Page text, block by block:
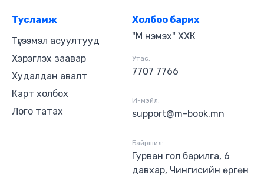
Тусламж
Түгээмэл асуултууд
Хэрэглэх заавар
Худалдан авалт
Карт холбох
Лого татах
Холбоо барих
"М нэмэх" ХХК
Утас:
7707 7766
И-мэйл:
support@m-book.mn
Байршил:
Гурван гол барилга, 6
давхар, Чингисийн өргөн